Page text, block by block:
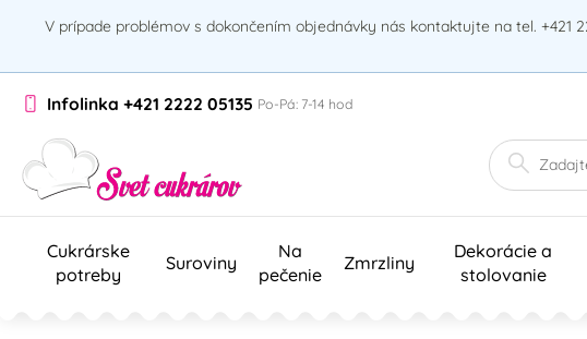
V prípade problémov s dokončením objednávky nás kontaktujte na tel. +421
Infolinka +421 2222 05135 Po-Pá: 7-14 hod
Cukrárske
potreby
Suroviny
Na
pečenie
Zmrzliny
Dekorácie a
stolovanie